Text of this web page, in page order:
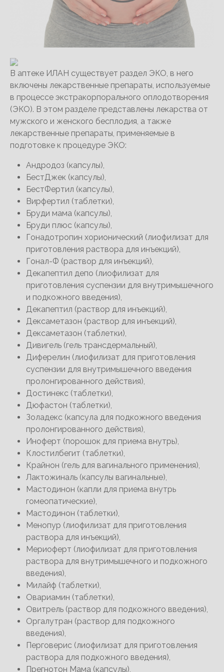
В аптеке ИЛАН существует раздел ЭКО, в него
включены лекарственные препараты, используемые
в процессе экстракорпорального оплодотворения
(ЭКО). В этом разделе представлены лекарства от
мужского и женского бесплодия, а также
лекарственные препараты, применяемые в
подготовке к процедуре ЭКО:
Андродоз (капсулы),
БестДжек (капсулы),
БестФертил (капсулы),
Вирфертил (таблетки),
Бруди мама (капсулы),
Бруди плюс (капсулы),
Гонадотропин хорионический (лиофилизат для
приготовления раствора для инъекций),
Гонал-Ф (раствор для инъекций),
Декапептил депо (лиофилизат для
приготовления суспензии для внутримышечного
и подкожного введения),
Декапептил (раствор для инъекций),
Дексаметазон (раствор для инъекций),
Дексаметазон (таблетки),
Дивигель (гель трансдермальный),
Диферелин (лиофилизат для приготовления
суспензии для внутримышечного введения
пролонгированного действия),
Достинекс (таблетки),
Дюфастон (таблетки),
Золадекс (капсула для подкожного введения
пролонгированного действия),
Иноферт (порошок для приема внутрь),
Клостилбегит (таблетки),
Крайнон (гель для вагинального применения),
Лактожиналь (капсулы вагинальные),
Мастодинон (капли для приема внутрь
гомеопатические),
Мастодинон (таблетки),
Менопур (лиофилизат для приготовления
раствора для инъекций),
Мериоферт (лиофилизат для приготовления
раствора для внутримышечного и подкожного
введения),
Милайф (таблетки),
Овариамин (таблетки),
Овитрель (раствор для подкожного введения),
Оргалутран (раствор для подкожного
введения),
Перговерис (лиофилизат для приготовления
раствора для подкожного введения),
Прегнотон Мама (капсулы),